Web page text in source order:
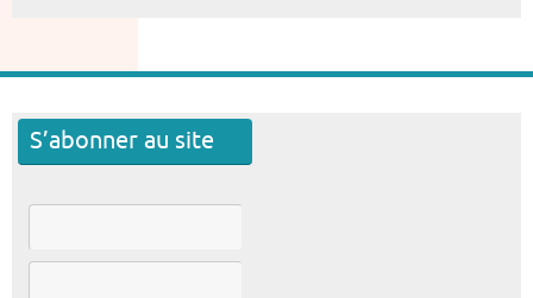
S’abonner au site